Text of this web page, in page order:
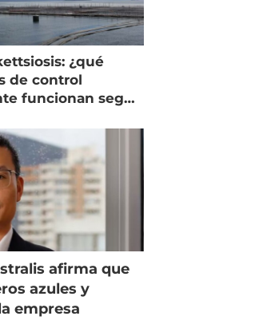
¿qué
de control
funcionan según
afirma que
azules y
empresa